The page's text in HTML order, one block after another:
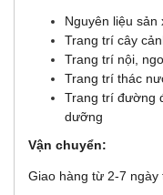
Nguyên liệu
Trang trí cây
Trang trí nội,
Trang trí thác
Trang trí đường
dưỡng
Vận chuyển:
Giao hàng từ 2-7